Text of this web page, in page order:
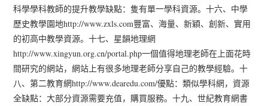
科學學科教師的提升教學缺點：隻有單一學科資源。十六、中學
歷史教學園地http://www.zxls.com豐富、海量、新穎、創新、實用
的初高中教學資源。十七、星韻地理網
http://www.xingyun.org.cn/portal.php一個值得地理老師在上面花時
間研究的網站，網站上有很多地理老師分享自己的教學經驗。十
八、第二教育網http://www.dearedu.com/優點：類似學科網，資源
全缺點：大部分資源需要充值，購買服務。十九、世紀教育網書